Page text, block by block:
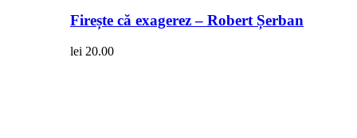
Firește că exagerez – Robert Șerban
lei 20.00